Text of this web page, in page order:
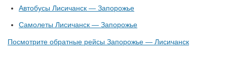
Автобусы Лисичанск — Запорожье
Самолеты Лисичанск — Запорожье
Посмотрите обратные рейсы Запорожье — Лисичанск